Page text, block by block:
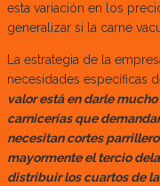
esta variación en los
generalizar si la carne
La estrategia de la
necesidades específicas
valor está en darle
carnicerías que
necesitan cortes
mayormente el tercio
distribuir los cuartos de